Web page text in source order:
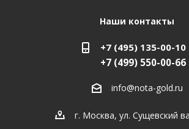
Наши контакты
+7 (495) 135-00-10
+7 (499) 550-00-66
info@nota-gold.ru
г. Москва, ул. Сущевский